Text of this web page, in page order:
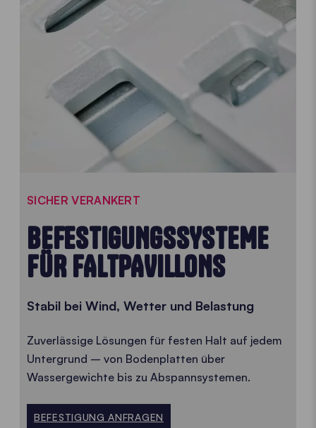
SICHER VERANKERT
BEFESTIGUNGSSYSTEME
FÜR FALTPAVILLONS
Stabil bei Wind, Wetter und Belastung
Zuverlässige Lösungen für festen Halt auf jedem
Untergrund – von Bodenplatten über
Wassergewichte bis zu Abspannsystemen.
BEFESTIGUNG ANFRAGEN